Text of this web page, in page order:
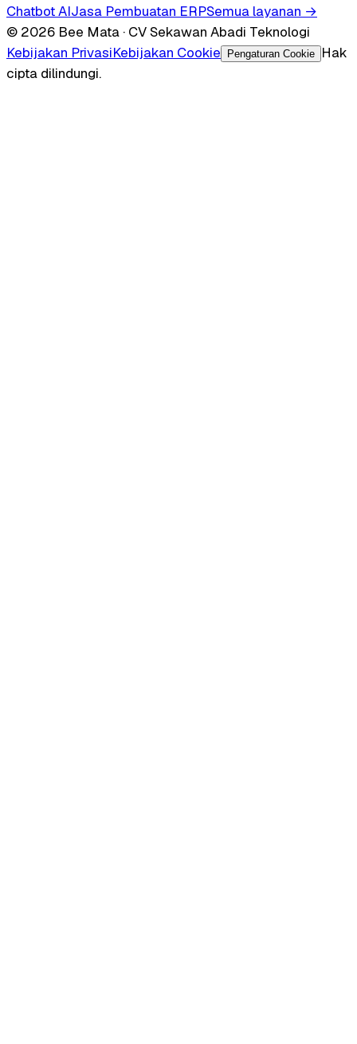
Chatbot AIJasa Pembuatan ERPSemua layanan →
© 2026 Bee Mata · CV Sekawan Abadi Teknologi
Kebijakan PrivasiKebijakan Cookie Pengaturan Cookie
Hak
cipta dilindungi.